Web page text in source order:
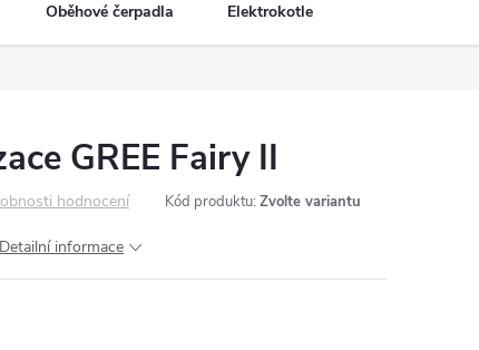
Oběhové čerpadla Elektrokotle
GREE Fairy II
hodnocení Kód produktu: Zvolte variantu
Detailní informace